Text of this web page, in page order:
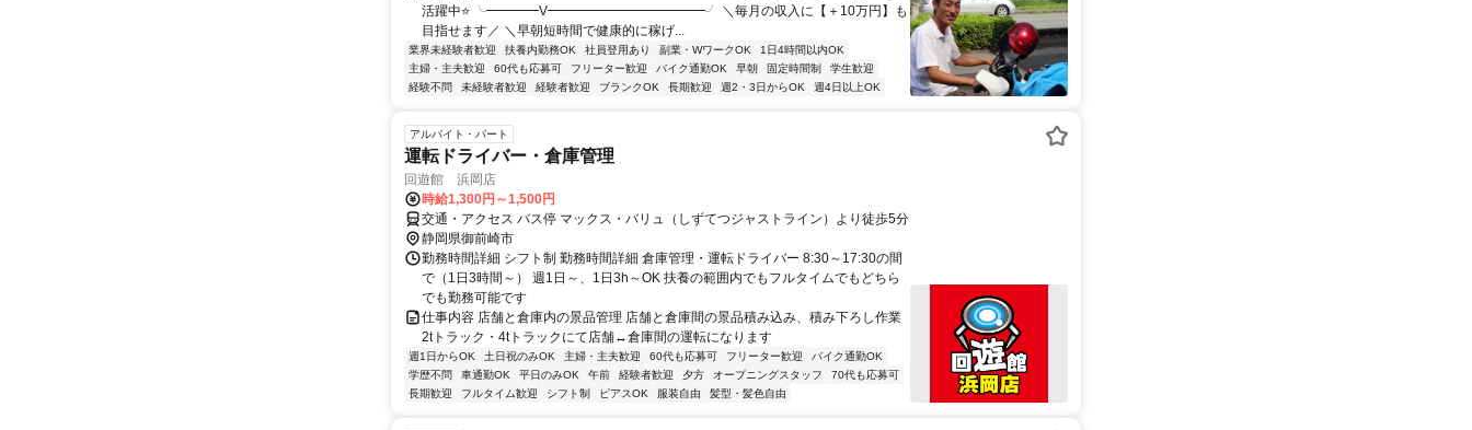
活躍中⭐ ╰━━━━V━━━━━━━━━━━━╯ ＼毎月の収入に【＋10万円】も
目指せます／ ＼早朝短時間で健康的に稼げ...
業界未経験者歓迎 扶養内勤務OK 社員登用あり 副業・WワークOK
1日4時間以内OK
主婦・主夫歓迎
60代も応募可 フリーター歓迎 バイク通勤OK 早朝 固定時間制
学生歓迎
経験不問
未経験者歓迎 経験者歓迎 ブランクOK 長期歓迎 週2・3日からOK 週4日以上OK
アルバイト・パート
運転ドライバー・倉庫管理
回遊館 浜岡店
時給1,300円～1,500円
交通・アクセス バス停 マックス・バリュ（しずてつジャストライン）より徒歩5分
静岡県御前崎市
勤務時間詳細 シフト制 勤務時間詳細 倉庫管理・運転ドライバー 8:30～17:30の間
で（1日3時間～） 週1日～、1日3h～OK 扶養の範囲内でもフルタイムでもどちら
でも勤務可能です
仕事内容 店舗と倉庫内の景品管理 店舗と倉庫間の景品積み込み、積み下ろし作業
2tトラック・4tトラックにて店舗↔倉庫間の運転になります
週1日からOK 土日祝のみOK 主婦・主夫歓迎 60代も応募可 フリーター歓迎
バイク通勤OK
学歴不問
車通勤OK 平日のみOK 午前 経験者歓迎 夕方 オープニングスタッフ
70代も応募可
長期歓迎
フルタイム歓迎 シフト制 ピアスOK 服装自由 髪型・髪色自由